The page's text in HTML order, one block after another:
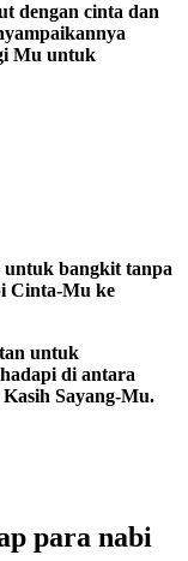
dengan cinta dan
Mu untuk
untuk bangkit tanpa
Cinta-Mu ke
untuk
di antara
Sayang-Mu.
para nabi